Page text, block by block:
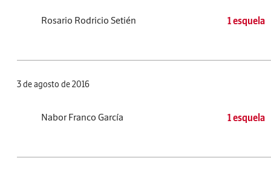
Rosario Rodricio Setién 1 esquela
3 de agosto de 2016
Nabor Franco García 1 esquela